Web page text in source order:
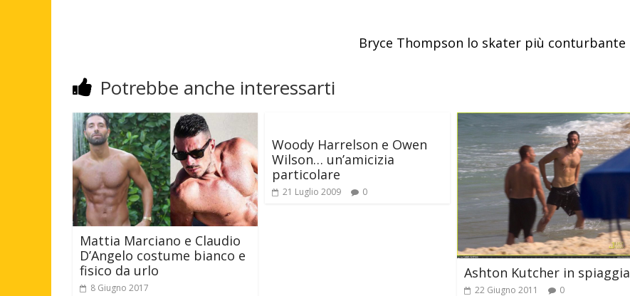
Bryce Thompson lo skater più conturbante
Potrebbe anche interessarti
Mattia Marciano e Claudio
D’Angelo costume bianco e
fisico da urlo
8 Giugno 2017
Woody Harrelson e Owen
Wilson… un’amicizia
particolare
21 Luglio 2009 0
Ashton Kutcher in spiaggia
22 Giugno 2011 0